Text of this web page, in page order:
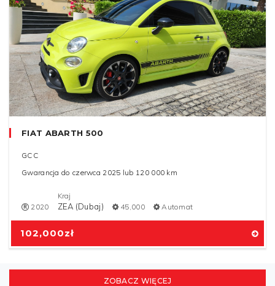
102,000zł
FIAT ABARTH 500
GCC
Gwarancja do czerwca 2025 lub 120 000 km
2020
Kraj
ZEA (Dubaj) 45,000 Automat
ZOBACZ WIĘCEJ